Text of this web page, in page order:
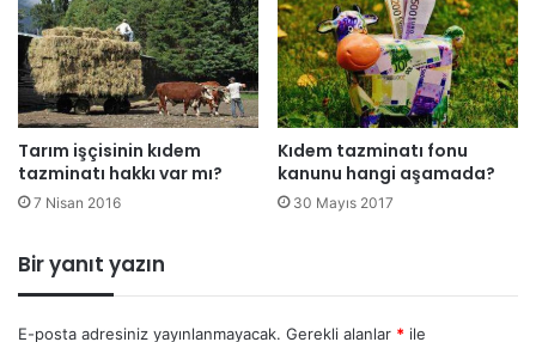
Tarım işçisinin kıdem
tazminatı hakkı var mı?
7 Nisan 2016
Kıdem tazminatı fonu
kanunu hangi aşamada?
30 Mayıs 2017
Bir yanıt yazın
E-posta adresiniz yayınlanmayacak. Gerekli alanlar * ile